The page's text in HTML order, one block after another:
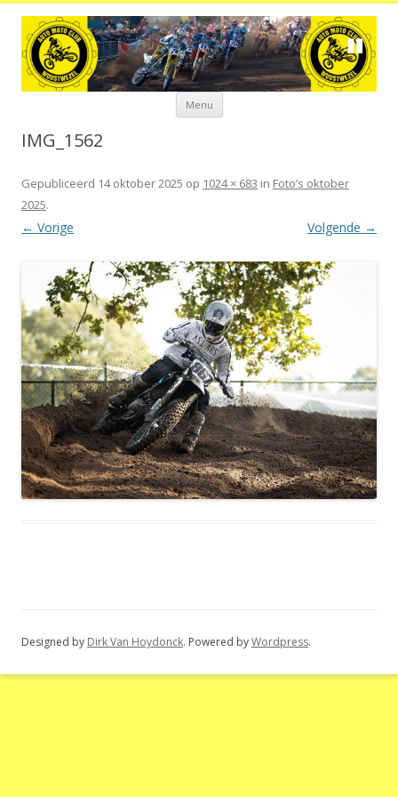
Menu Spring
de
IMG_1562
Gepubliceerd 14 oktober 2025 op 1024 × 683 in Foto’s oktober
2025.
← Vorige Volgende →
Designed by Dirk Van Hoydonck. Powered byWordpress.